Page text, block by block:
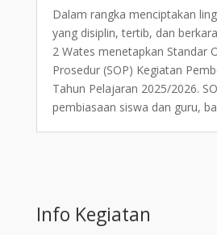
Dalam rangka menciptakan
yang disiplin, tertib, dan
2 Wates menetapkan Standar
Prosedur (SOP) Kegiatan
Tahun Pelajaran 2025/2026.
pembiasaan siswa dan guru,
Info Kegiatan